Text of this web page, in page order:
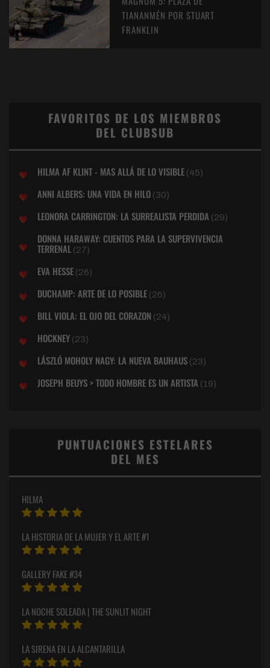
TIANANMÉN POR STUART
FRANKLIN
FAVORITOS DE LOS MIEMBROS
DEL CLUBSUB
HILMA AF KLINT - MAS ALLÁ DE LO VISIBLE (45)
ANNI ALBERS: UNA VIDA EN HILO (30)
LEONORA CARRINGTON: LA SURREALISTA PERDIDA (29)
DONNA HARAWAY: CUENTOS PARA LA SUPERVIVENCIA
TERRENAL (27)
EVA HESSE (26)
DUCHAMP: ARTE DE LO POSIBLE (26)
BILL VIOLA: EL OJO DEL CORAZON (24)
HOCKNEY (23)
LÁSZLÓ MOHOLY NAGY: LA NUEVA BAUHAUS (23)
JOSEPH BEUYS > TODO HOMBRE ES UN ARTISTA (19)
PUNTUACIONES ESTELARES
DEL MES
HILMA
LA HISTORIA DE LA MUJER Y EL ARTE #1
GALLERY FAKE #34
LA NOCHE SOLEADA | THE SUNLIT NIGHT
LA SIRENA EN LA ALCANTARILLA